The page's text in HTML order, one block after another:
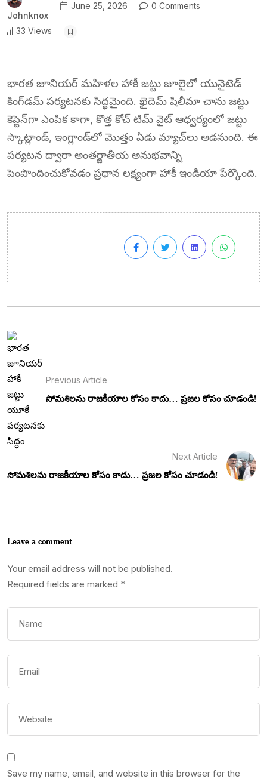
Johnknox
June 25, 2026 0 Comments
33 Views
భారత జూనియర్ మహిళల హాకీ జట్టు జూలైలో యునైటెడ్
కింగ్‌డమ్ పర్యటనకు సిద్ధమైంది. ఖైదెమ్ షిలీమా చాను జట్టు
కెప్టెన్‌గా ఎంపిక కాగా, కొత్త కోచ్ టిమ్ వైట్ ఆధ్వర్యంలో జట్టు
స్కాట్లాండ్, ఇంగ్లాండ్‌లో మొత్తం ఏడు మ్యాచ్‌లు ఆడనుంది. ఈ
పర్యటన ద్వారా అంతర్జాతీయ అనుభవాన్ని
పెంపొందించుకోవడం ప్రధాన లక్ష్యంగా హాకీ ఇండియా పేర్కొంది.
Previous Article
సోమశిలను రాజకీయాల కోసం కాదు… ప్రజల కోసం చూడండి!
Next Article
సోమశిలను రాజకీయాల కోసం కాదు… ప్రజల కోసం చూడండి!
Leave a comment
Your email address will not be published.
Required fields are marked *
Save my name, email, and website in this browser for the